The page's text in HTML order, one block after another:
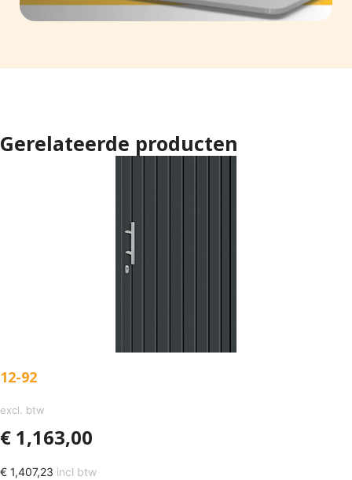
Gerelateerde producten
12-92
excl. btw
€ 1,163,00
€ 1,407,23 incl btw